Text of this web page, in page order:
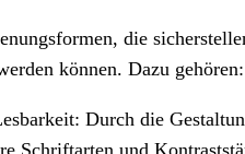
die
können. Dazu gehören:
Durch die
Schriftarten und